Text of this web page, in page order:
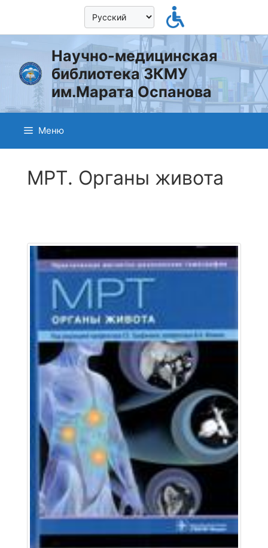
Научно-медицинская
библиотека ЗКМУ
им.Марата Оспанова
Меню
МРТ. Органы живота